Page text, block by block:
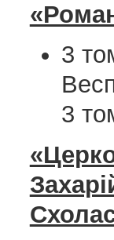
3
3